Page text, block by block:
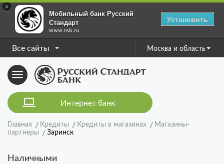
×
Мобильный банк Русский
Стандарт
www.rsb.ru
Установить
Все сайты Москва и область
Toggle
navigation
Интернет банк
Главная Кредиты Кредиты в магазинах
Магазины-
партнеры
Заринск
Наличными